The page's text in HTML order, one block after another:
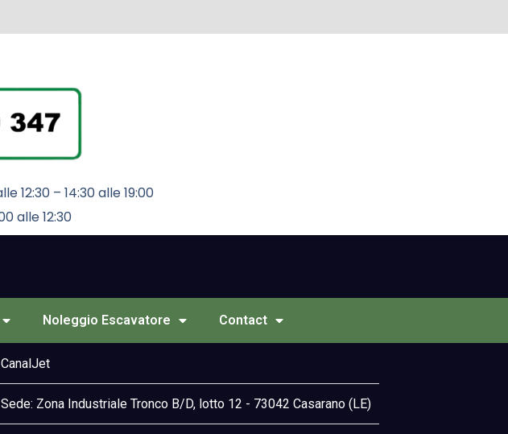
12:30 – 14:30 alle 19:00
alle 12:30
Noleggio Escavatore Contact
CanalJet
Sede: Zona Industriale Tronco B/D, lotto 12 - 73042 Casarano (LE)